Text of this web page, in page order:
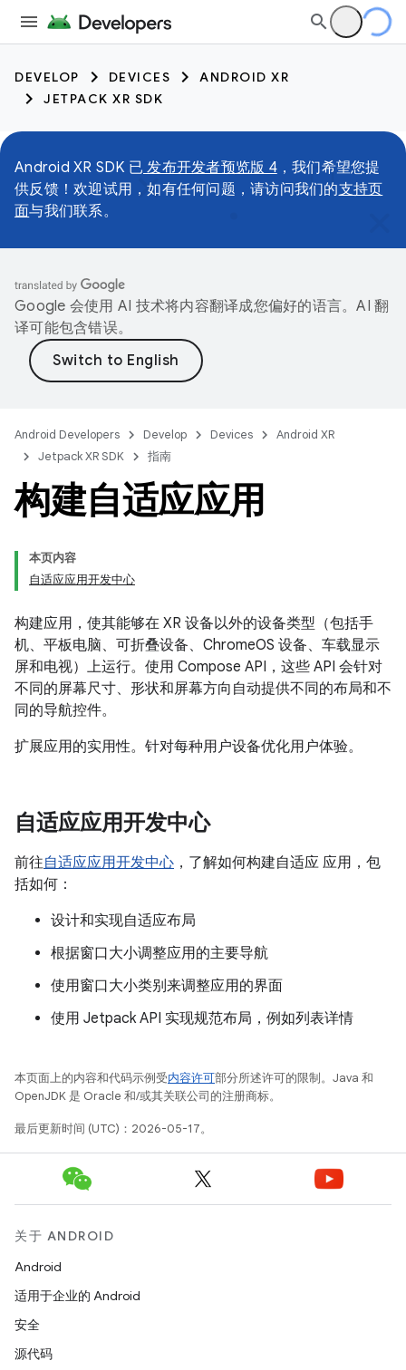
DEVELOP DEVICES
ANDROID XR
JETPACK XR SDK
Android XR SDK 已 发布开发者预览版 4，我们希望您提
供反馈！欢迎试用，如有任何问题，请访问我们的支持页
面与我们联系。
Google 会使用 AI 技术将内容翻译成您偏好的语言。AI 翻
译可能包含错误。
Android Developers Develop Devices
Android XR
Jetpack XR SDK
指南
构建自适应应用
本页内容
自适应应用开发中心
构建应用，使其能够在 XR 设备以外的设备类型（包括手
机、平板电脑、可折叠设备、ChromeOS 设备、车载显示
屏和电视）上运行。使用 Compose API，这些 API 会针对
不同的屏幕尺寸、形状和屏幕方向自动提供不同的布局和不
同的导航控件。
扩展应用的实用性。针对每种用户设备优化用户体验。
自适应应用开发中心
前往自适应应用开发中心 ，了解如何构建自适应 应用，包
括如何：
设计和实现自适应布局
根据窗口大小调整应用的主要导航
使用窗口大小类别来调整应用的界面
使用 Jetpack API 实现规范布局，例如列表详情
本页面上的内容和代码示例受内容许可部分所述许可的限制。Java 和
OpenJDK 是 Oracle 和/或其关联公司的注册商标。
最后更新时间 (UTC)：2026-05-17。
关于 ANDROID
Android
适用于企业的 Android
安全
源代码